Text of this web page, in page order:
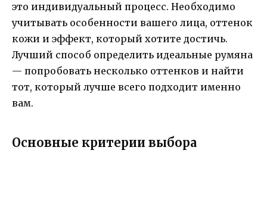
это индивидуальный процесс. Необходимо
учитывать особенности вашего лица, оттенок
кожи и эффект, который хотите достичь.
Лучший способ определить идеальные румяна
— попробовать несколько оттенков и найти
тот, который лучше всего подходит именно
вам.
Основные критерии выбора